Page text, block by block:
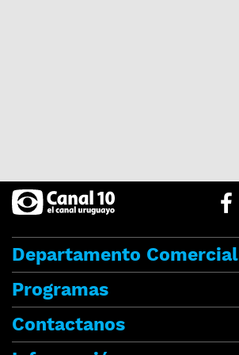
Departamento Comercial
Programas
Contactanos